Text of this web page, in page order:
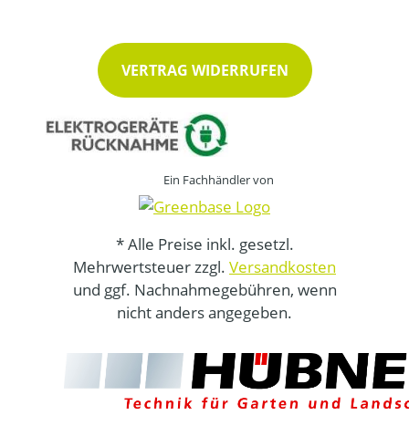
VERTRAG WIDERRUFEN
Ein Fachhändler von
* Alle Preise inkl. gesetzl.
Mehrwertsteuer zzgl. Versandkosten
und ggf. Nachnahmegebühren, wenn
nicht anders angegeben.